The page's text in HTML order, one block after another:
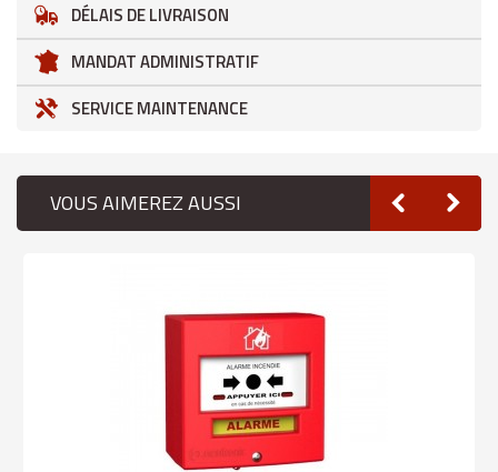
DÉLAIS DE LIVRAISON
MANDAT ADMINISTRATIF
SERVICE MAINTENANCE
VOUS AIMEREZ AUSSI